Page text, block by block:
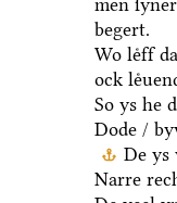
men
begert.
Wo leͤff
ock
So ys he
Dode /
De ys
Narre